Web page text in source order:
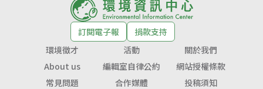
訂閱電子報
捐款支持
環境徵才
活動
關於我們
About us
編輯室自律公約
網站授權條款
常見問題
合作媒體 投稿須知